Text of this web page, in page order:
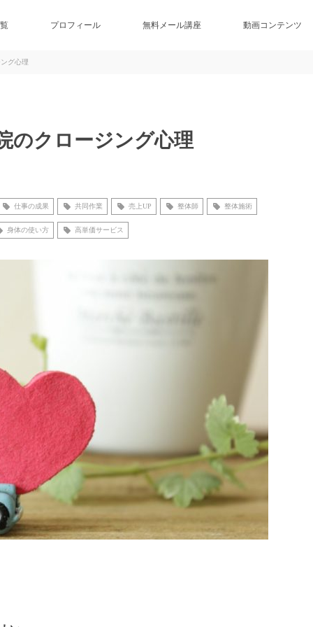
プロフィール 無料メール講座 動画コンテンツ
グ心理
のクロージング心理
仕事の成果 共同作業 売上UP 整体師 整体施術
身体の使い方 高単価サービス